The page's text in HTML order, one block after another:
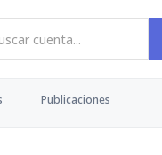
Publicaciones